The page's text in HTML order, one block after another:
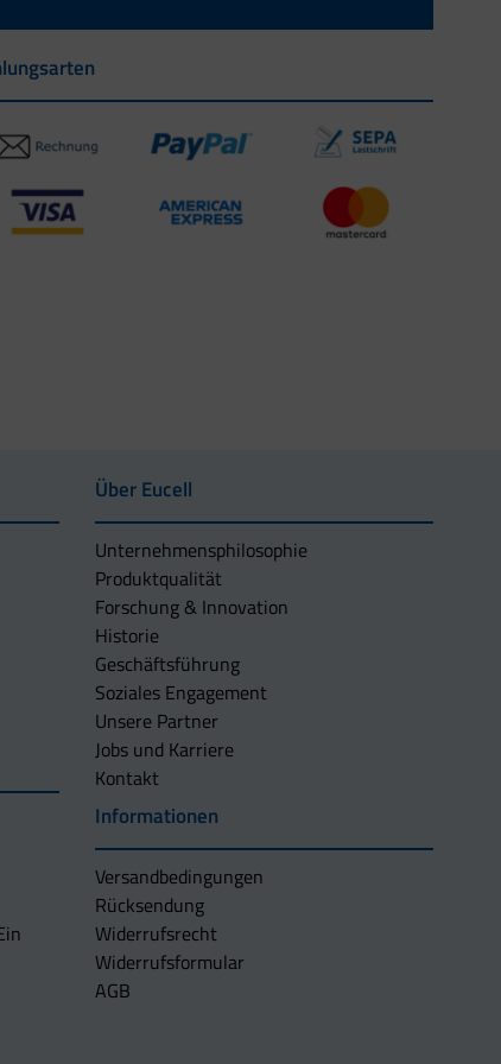
Über Eucell
Unternehmens­philosophie
Produktqualität
Forschung & Innovation
Historie
Geschäftsführung
Soziales Engagement
Unsere Partner
Jobs und Karriere
Kontakt
Informationen
Versandbedingungen
Rücksendung
Widerrufsrecht
Widerrufsformular
AGB